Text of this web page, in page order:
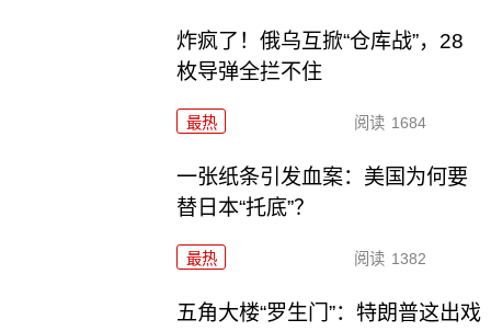
炸疯了！俄乌互掀“仓库战”，28
枚导弹全拦不住
最热 阅读 1684
一张纸条引发血案：美国为何要
替日本“托底”？
最热 阅读 1382
五角大楼“罗生门”：特朗普这出戏